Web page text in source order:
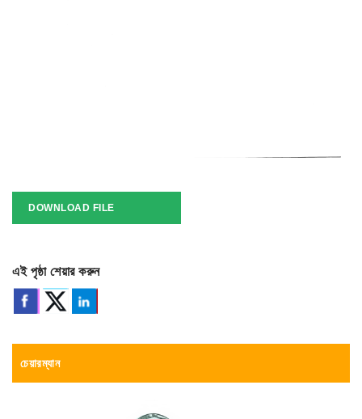
DOWNLOAD FILE
এই পৃষ্ঠা শেয়ার করুন
চেয়ারম্যান